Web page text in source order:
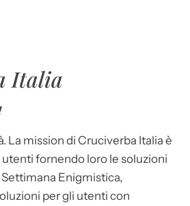
Italia
La mission di Cruciverba Italia è
fornendo loro le soluzioni
Enigmistica,
per gli utenti con